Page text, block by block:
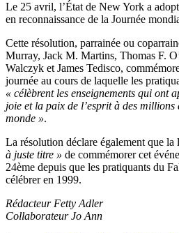
Le 25 avril, l’État de New York a
en reconnaissance de la Journée
Cette résolution, parrainée ou
Murray, Jack M. Martins, Thomas F.
Walczyk et James Tedisco,
journée au cours de laquelle les
« célèbrent les enseignements qui ont
joie et la paix de l’esprit à des millions
monde ».
La résolution déclare également que la
à juste titre » de commémorer cet
24ème depuis que les pratiquants du
célébrer en 1999.
Rédacteur Fetty Adler
Collaborateur Jo Ann